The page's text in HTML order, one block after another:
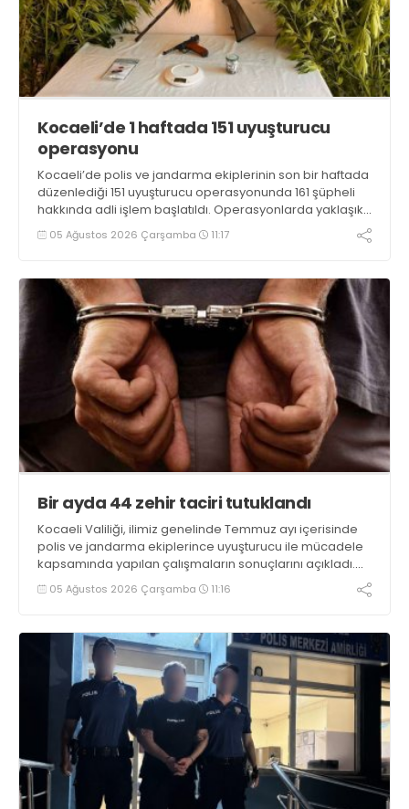
Kocaeli’de 1 haftada 151 uyuşturucu
operasyonu
Kocaeli’de polis ve jandarma ekiplerinin son bir haftada
düzenlediği 151 uyuşturucu operasyonunda 161 şüpheli
hakkında adli işlem başlatıldı. Operasyonlarda yaklaşık
2 kilogram uyuşturucu madde ile 121 kök kenevir bitkisi
ele geçirilirken, 9 şüpheli tutuklandı
05 Ağustos 2026 Çarşamba 11:17
Bir ayda 44 zehir taciri tutuklandı
Kocaeli Valiliği, ilimiz genelinde Temmuz ayı içerisinde
polis ve jandarma ekiplerince uyuşturucu ile mücadele
kapsamında yapılan çalışmaların sonuçlarını açıkladı.
Çalışmalar sonucunda uyuşturucu ve uyarıcı madde
kullanan, ticaretini ve sevkiyatını yapan 44 şahıs
05 Ağustos 2026 Çarşamba 11:16